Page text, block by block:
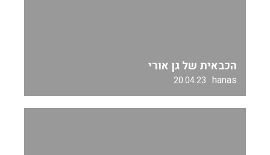
הכבאית של גן אורי
hanas
20.04.23